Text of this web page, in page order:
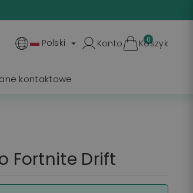
Polski  Konto 0
Koszyk
kontaktowe
Fortnite Drift